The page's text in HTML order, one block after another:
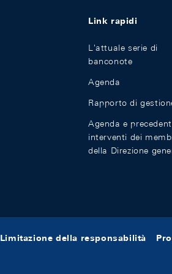
Link rapidi
L'attuale serie di
banconote
Agenda
Rapporto di
Agenda e
interventi dei
della Direzione
Limitazione della responsabilità